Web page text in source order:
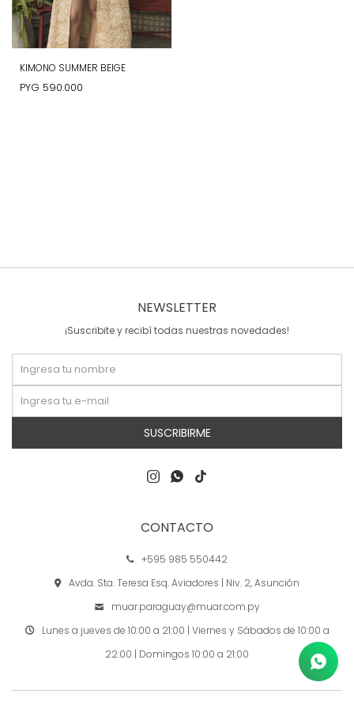
KIMONO SUMMER BEIGE
PYG 590.000
CONTACTO
+595 985 550442
Avda. Sta. Teresa Esq. Aviadores | Niv. 2, Asunción
muar.paraguay@muar.com.py
Lunes a jueves de 10:00 a 21:00 | Viernes y Sábados de 10:00 a
22:00 | Domingos 10:00 a 21:00
NEWSLETTER
¡Suscribite y recibí todas nuestras novedades!
SUSCRIBIRME
  